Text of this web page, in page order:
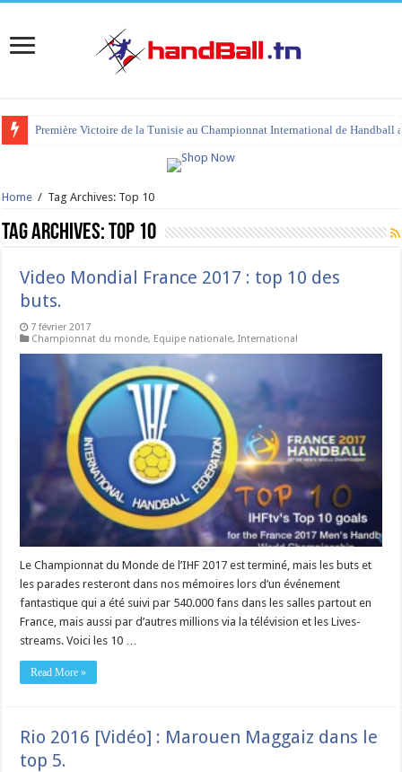
Première Victoire de la Tunisie au Championnat International de Handball
Home / Tag Archives: Top 10
Tag Archives:Top 10
Video Mondial France 2017 : top 10 des
buts.
7 février 2017
Championnat du monde, Equipe nationale,International
Le Championnat du Monde de l’IHF 2017 est terminé, mais les buts et
les parades resteront dans nos mémoires lors d’un événement
fantastique qui a été suivi par 540.000 fans dans les salles partout en
France, mais aussi par d’autres millions via la télévision et les Lives-
streams. Voici les 10 …
Read More »
Rio 2016 [Vidéo] : Marouen Maggaiz dans le
top 5.